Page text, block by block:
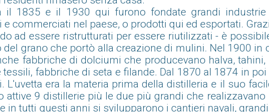
il 1835 e il 1930 qui furono fondate grandi
commerciati nel paese, o prodotti qui ed esportati.
ad essere ristrutturati per essere riutilizzati - è
grano che portò alla creazione di mulini. Nel 1900 in
fabbriche di dolciumi che producevano halva,
fabbriche di seta e filande. Dal 1870 al 1874 in
L'uvetta era la materia prima della distilleria e il suo
9 distillerie più le due più grandi che
in tutti questi anni si svilupparono i cantieri navali,